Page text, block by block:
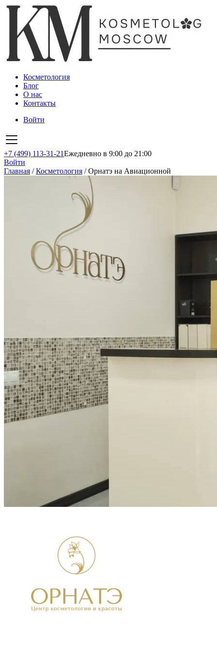
Косметология
Блог
О нас
Контакты
Войти
+7 (499) 113-31-21Ежедневно в 9:00 до 21:00
Войти
Главная /Косметология /Орнатэ на Авиационной